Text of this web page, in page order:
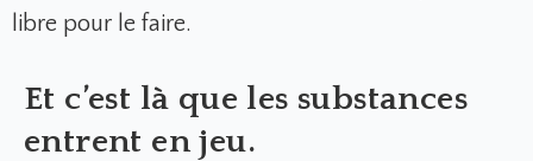
libre pour le faire.
Et c’est là que les substances
entrent en jeu.